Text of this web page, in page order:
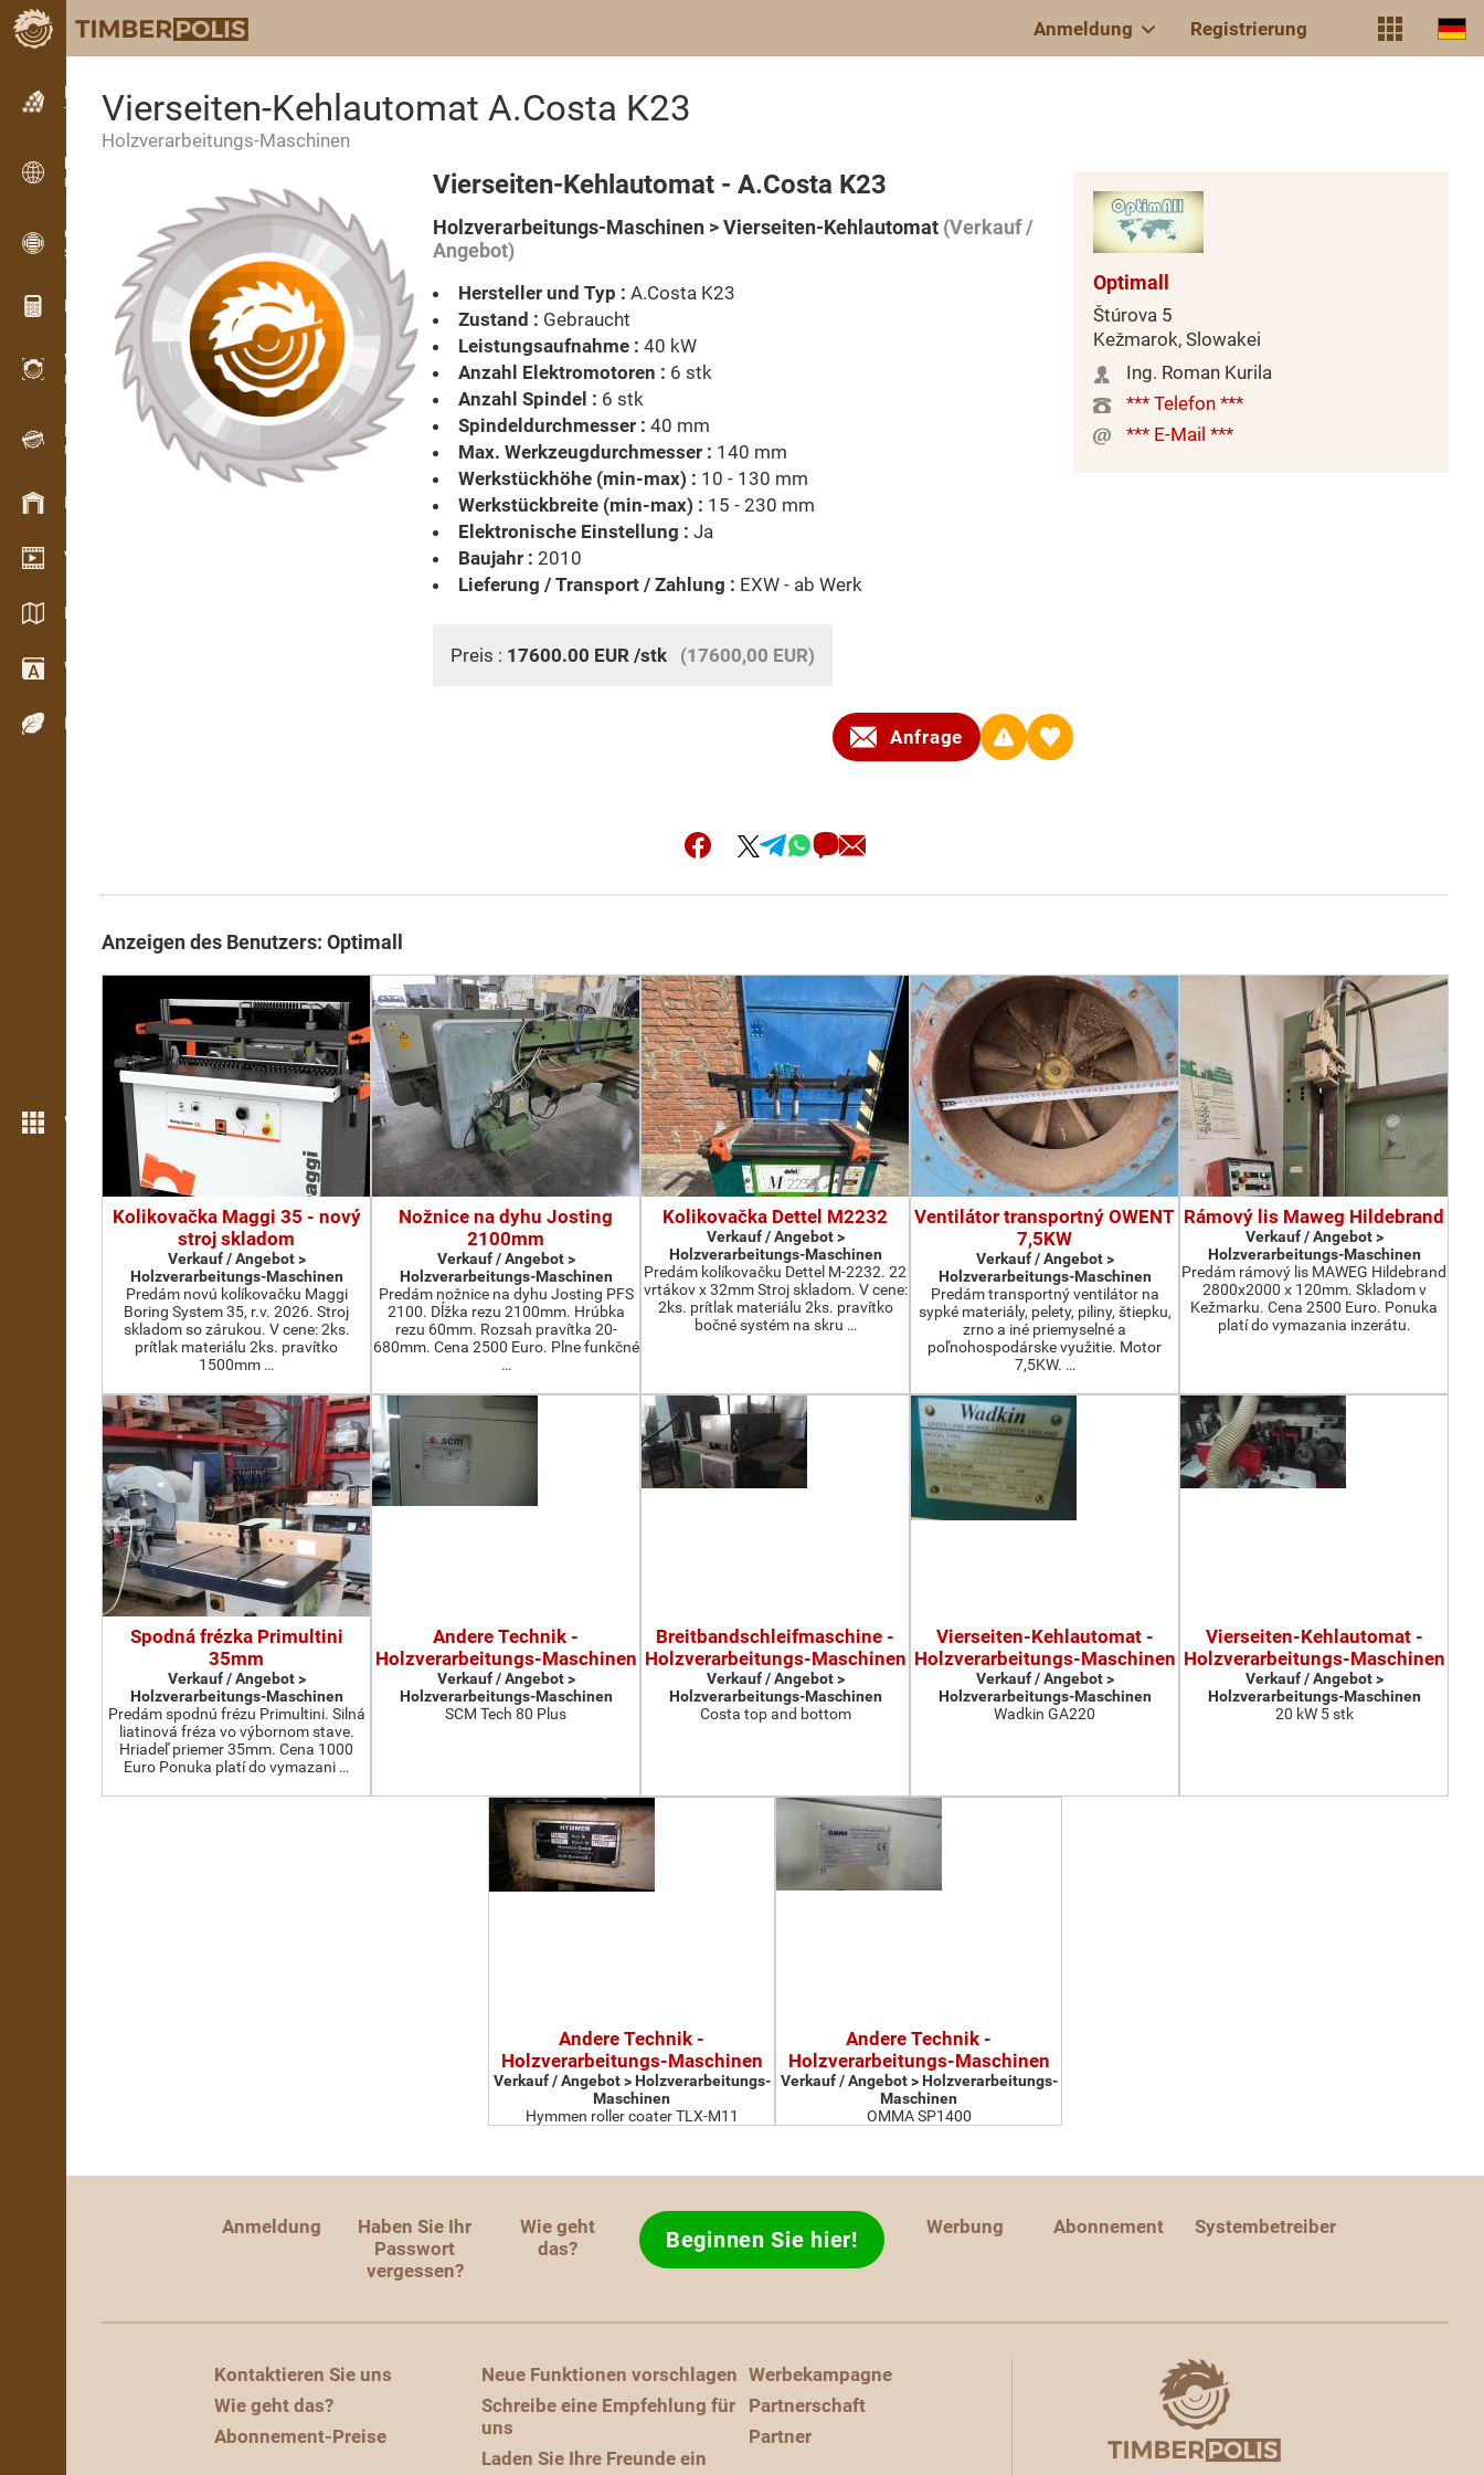
Anmeldung Registrierung
Kleinanzeigen
Textanzeigen
Kleinanzeigen
Internationale Anzeigen
OPTI-TIMB
Schnittbilder
Holz-Rechner
WoodProfi
Holzvolumen mit KI
Registriergerät
Holzbestandsaufnahme im Gelände
Bestandsmanagement
Video Showroom
Kataloge / Broschüren
Wörterbuch
Holzarten
Weitere Funktionen
Vierseiten-Kehlautomat A.Costa K23
Holzverarbeitungs-Maschinen
Vierseiten-Kehlautomat - A.Costa K23
Holzverarbeitungs-Maschinen > Vierseiten-Kehlautomat (Verkauf /
Angebot)
Hersteller und Typ : A.Costa K23
Zustand : Gebraucht
Leistungsaufnahme : 40 kW
Anzahl Elektromotoren : 6 stk
Anzahl Spindel : 6 stk
Spindeldurchmesser : 40 mm
Max. Werkzeugdurchmesser : 140 mm
Werkstückhöhe (min-max) : 10 - 130 mm
Werkstückbreite (min-max) : 15 - 230 mm
Elektronische Einstellung : Ja
Baujahr : 2010
Lieferung / Transport / Zahlung : EXW - ab Werk
Preis : 17600.00 EUR /stk (17600,00 EUR)
Anfrage
Optimall
Štúrova 5
Kežmarok, Slowakei
Ing. Roman Kurila
*** Telefon ***
*** E-Mail ***
Anzeigen des Benutzers: Optimall
Kolikovačka Maggi 35 - nový
stroj skladom
Verkauf / Angebot >
Holzverarbeitungs-Maschinen
Predám novú kolíkovačku Maggi
Boring System 35, r.v. 2026. Stroj
skladom so zárukou. V cene: 2ks.
prítlak materiálu 2ks. pravítko
1500mm …
Nožnice na dyhu Josting
2100mm
Verkauf / Angebot >
Holzverarbeitungs-Maschinen
Predám nožnice na dyhu Josting PFS
2100. Dĺžka rezu 2100mm. Hrúbka
rezu 60mm. Rozsah pravítka 20-
680mm. Cena 2500 Euro. Plne funkčné
…
Kolikovačka Dettel M2232
Verkauf / Angebot >
Holzverarbeitungs-Maschinen
Predám kolíkovačku Dettel M-2232. 22
vrtákov x 32mm Stroj skladom. V cene:
2ks. prítlak materiálu 2ks. pravítko
bočné systém na skru …
Ventilátor transportný OWENT
7,5KW
Verkauf / Angebot >
Holzverarbeitungs-Maschinen
Predám transportný ventilátor na
sypké materiály, pelety, piliny, štiepku,
zrno a iné priemyselné a
poľnohospodárske využitie. Motor
7,5KW. …
Rámový lis Maweg Hildebrand
Verkauf / Angebot >
Holzverarbeitungs-Maschinen
Predám rámový lis MAWEG Hildebrand
2800x2000 x 120mm. Skladom v
Kežmarku. Cena 2500 Euro. Ponuka
platí do vymazania inzerátu.
Spodná frézka Primultini
35mm
Verkauf / Angebot >
Holzverarbeitungs-Maschinen
Predám spodnú frézu Primultini. Silná
liatinová fréza vo výbornom stave.
Hriadeľ priemer 35mm. Cena 1000
Euro Ponuka platí do vymazani …
Andere Technik -
Holzverarbeitungs-Maschinen
Verkauf / Angebot >
Holzverarbeitungs-Maschinen
SCM Tech 80 Plus
Breitbandschleifmaschine -
Holzverarbeitungs-Maschinen
Verkauf / Angebot >
Holzverarbeitungs-Maschinen
Costa top and bottom
Vierseiten-Kehlautomat -
Holzverarbeitungs-Maschinen
Verkauf / Angebot >
Holzverarbeitungs-Maschinen
Wadkin GA220
Vierseiten-Kehlautomat -
Holzverarbeitungs-Maschinen
Verkauf / Angebot >
Holzverarbeitungs-Maschinen
20 kW 5 stk
Andere Technik -
Holzverarbeitungs-Maschinen
Verkauf / Angebot > Holzverarbeitungs-
Maschinen
Hymmen roller coater TLX-M11
Andere Technik -
Holzverarbeitungs-Maschinen
Verkauf / Angebot > Holzverarbeitungs-
Maschinen
OMMA SP1400
Anmeldung
Haben Sie Ihr
Passwort
vergessen?
Wie geht
das?
Beginnen Sie hier! Werbung Abonnement Systembetreiber
Kontaktieren Sie uns
Wie geht das?
Abonnement-Preise
Neue Funktionen vorschlagen
Schreibe eine Empfehlung für
uns
Laden Sie Ihre Freunde ein
Werbekampagne
Partnerschaft
Partner